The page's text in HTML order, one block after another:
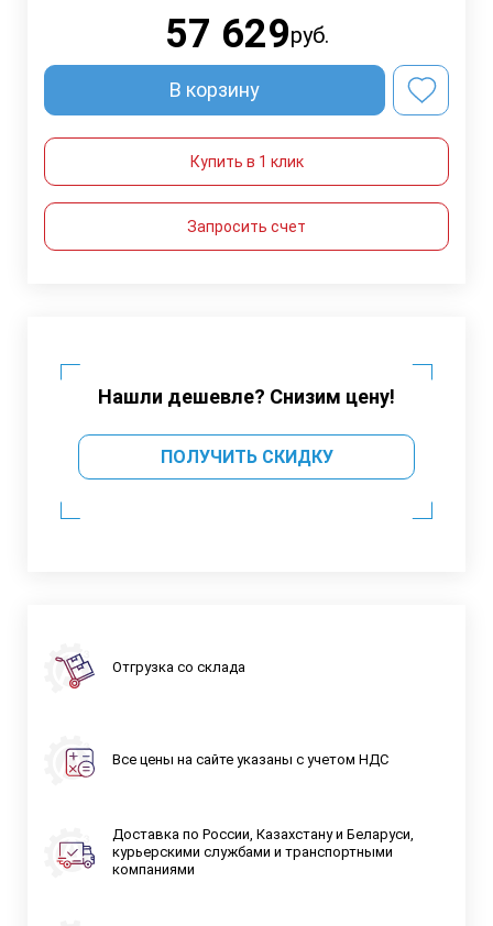
57 629руб.
В корзину
Купить в 1 клик
Запросить счет
Нашли дешевле? Снизим цену!
ПОЛУЧИТЬ СКИДКУ
Отгрузка со склада
Все цены на сайте указаны с учетом НДС
Доставка по России, Казахстану и Беларуси,
курьерскими службами и транспортными
компаниями